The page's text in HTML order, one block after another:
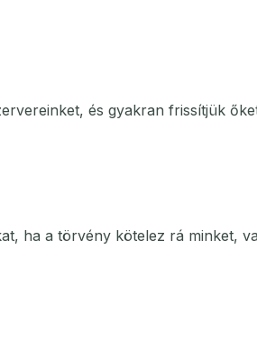
és gyakran frissítjük
ha a törvény kötelez rá minket,